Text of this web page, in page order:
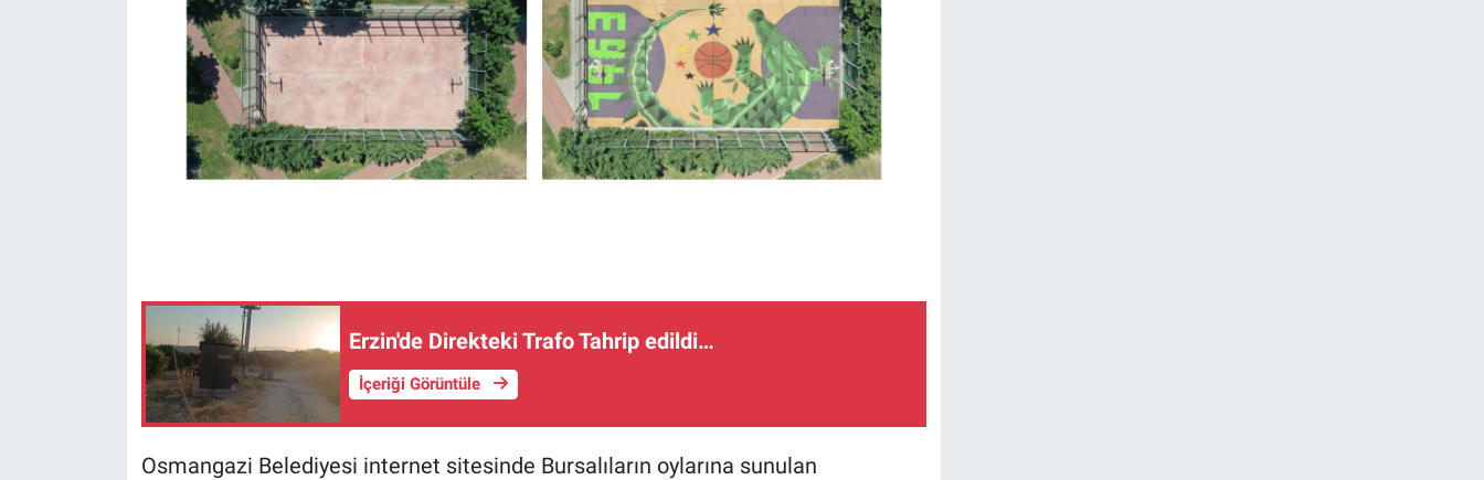
Erzin'de Direkteki Trafo Tahrip edildi…
İçeriği Görüntüle
Osmangazi Belediyesi internet sitesinde Bursalıların oylarına sunulan